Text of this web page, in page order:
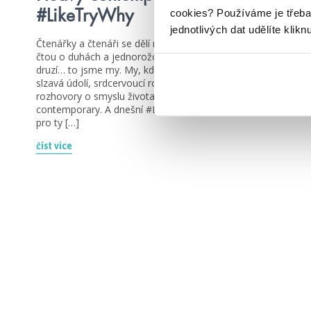
cookies? Používáme je
jednotlivých dat udělíte
#LikeTryWhy
Čtenářky a čtenáři se dělí na dvě skupiny – jedni radši
čtou o duhách a jednorožcích a šťastných koncích, a ti
druzí… to jsme my. My, kdo chceme hluboké myšlenky,
slzavá údolí, srdcervoucí romantické balady a nekončící
rozhovory o smyslu života. My, kdo čteme heavy
contemporary. A dnešní #LikeTryWhy je plné tipů právě
pro ty […]
číst více